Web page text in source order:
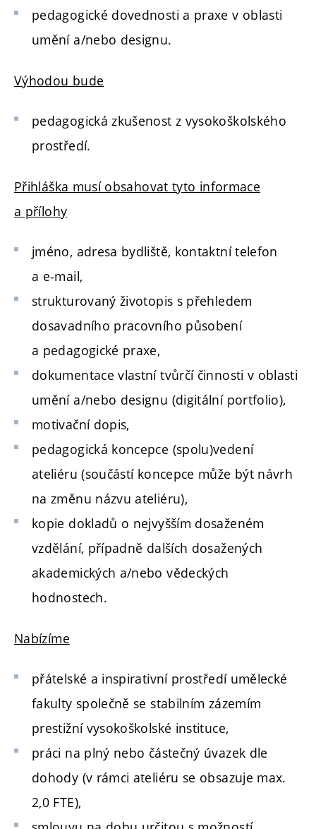
pedagogické dovednosti a praxe v oblasti
umění a/nebo designu.
Výhodou bude
pedagogická zkušenost z vysokoškolského
prostředí.
Přihláška musí obsahovat tyto informace
a přílohy
jméno, adresa bydliště, kontaktní telefon
a e-mail,
strukturovaný životopis s přehledem
dosavadního pracovního působení
a pedagogické praxe,
dokumentace vlastní tvůrčí činnosti v oblasti
umění a/nebo designu (digitální portfolio),
motivační dopis,
pedagogická koncepce (spolu)vedení
ateliéru (součástí koncepce může být návrh
na změnu názvu ateliéru),
kopie dokladů o nejvyšším dosaženém
vzdělání, případně dalších dosažených
akademických a/nebo vědeckých
hodnostech.
Nabízíme
přátelské a inspirativní prostředí umělecké
fakulty společně se stabilním zázemím
prestižní vysokoškolské instituce,
práci na plný nebo částečný úvazek dle
dohody (v rámci ateliéru se obsazuje max.
2,0 FTE),